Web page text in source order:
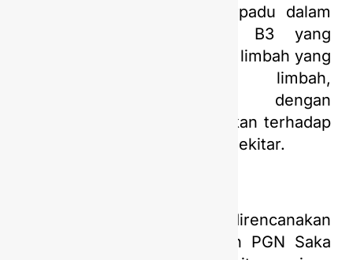
ini merupakan program terpadu dalam
pengelolaan limbah non B3 yang
bertujuan untuk mengurangi limbah yang
dihasilkan, pemanfaatan limbah,
pemanfaatan sampah dengan
berkontribusi secara signifikan terhadap
pemberdayaan masyarakat sekitar.
Kedua program tersebut direncanakan
dan diimplementasikan oleh PGN Saka